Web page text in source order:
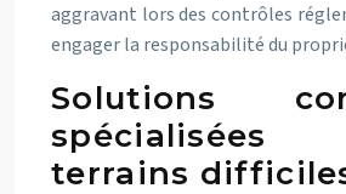
aggravant lors des contrôles
engager la responsabilité du
Solutions
terrains